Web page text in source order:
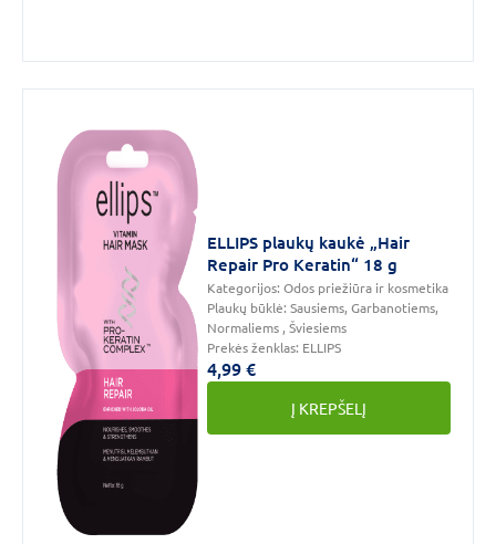
ELLIPS plaukų kaukė „Hair
Repair Pro Keratin“ 18 g
Kategorijos:Odos priežiūra ir kosmetika
Plaukų būklė:Sausiems, Garbanotiems,
Normaliems , Šviesiems
Prekės ženklas: ELLIPS
4,99 €
Į KREPŠELĮ